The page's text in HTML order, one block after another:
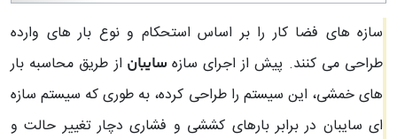
سازه های فضا کار را بر اساس استحکام و نوع بار های وارده
طراحی می کنند. پیش از اجرای سازه سایبان از طریق محاسبه بار
های خمشی، این سیستم را طراحی کرده، به طوری که سیستم سازه
ای سایبان در برابر بارهای کششی و فشاری دچار تغییر حالت و